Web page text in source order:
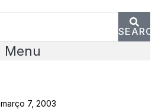
Menu
março 7, 2003